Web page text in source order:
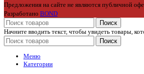
Предложения на сайте не являются публичной
Разработано BOND
Поиск
Начните вводить текст, чтобы увидеть товары,
Поиск
Меню
Категории